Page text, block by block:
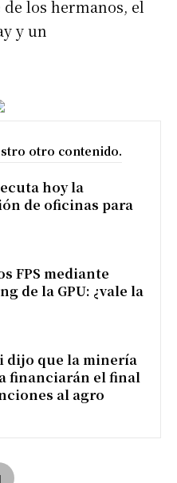
los hermanos, el
y un
otro contenido.
hoy la
de oficinas para
FPS mediante
de la GPU: ¿vale la
dijo que la minería
financiarán el final
al agro